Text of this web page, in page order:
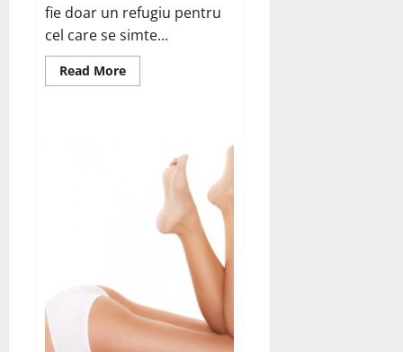
fie doar un refugiu pentru
cel care se simte...
Read MoreRead
more